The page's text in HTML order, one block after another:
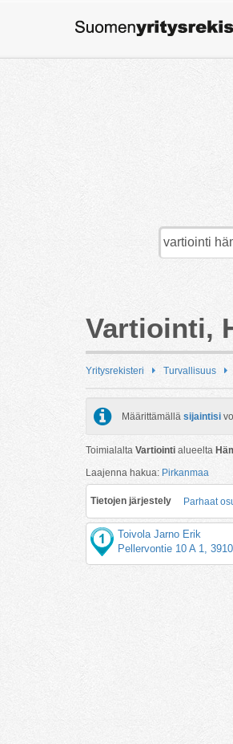
Vartiointi,
Yritysrekisteri Turvallisuus
Määrittämällä sijaintisi
Toimialalta Vartiointi alueelta
Laajenna hakua: Pirkanmaa
Tietojen järjestely Parhaat
Toivola Jarno Erik
Pellervontie 10 A 1,